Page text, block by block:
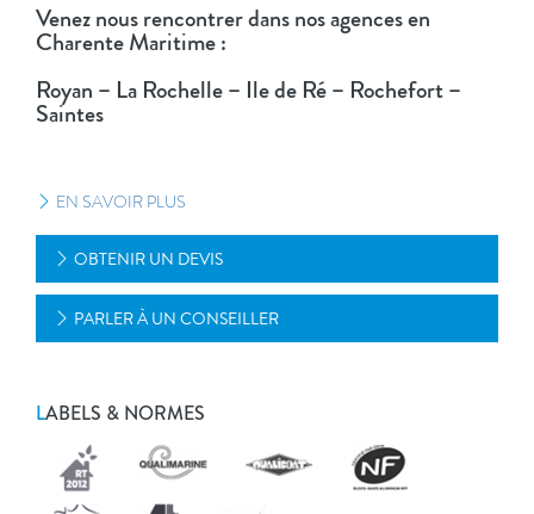
Venez nous rencontrer dans nos agences en
Charente Maritime :
Royan – La Rochelle – Ile de Ré – Rochefort –
Saintes
EN SAVOIR PLUS
OBTENIR UN DEVIS
PARLER À UN CONSEILLER
LABELS & NORMES